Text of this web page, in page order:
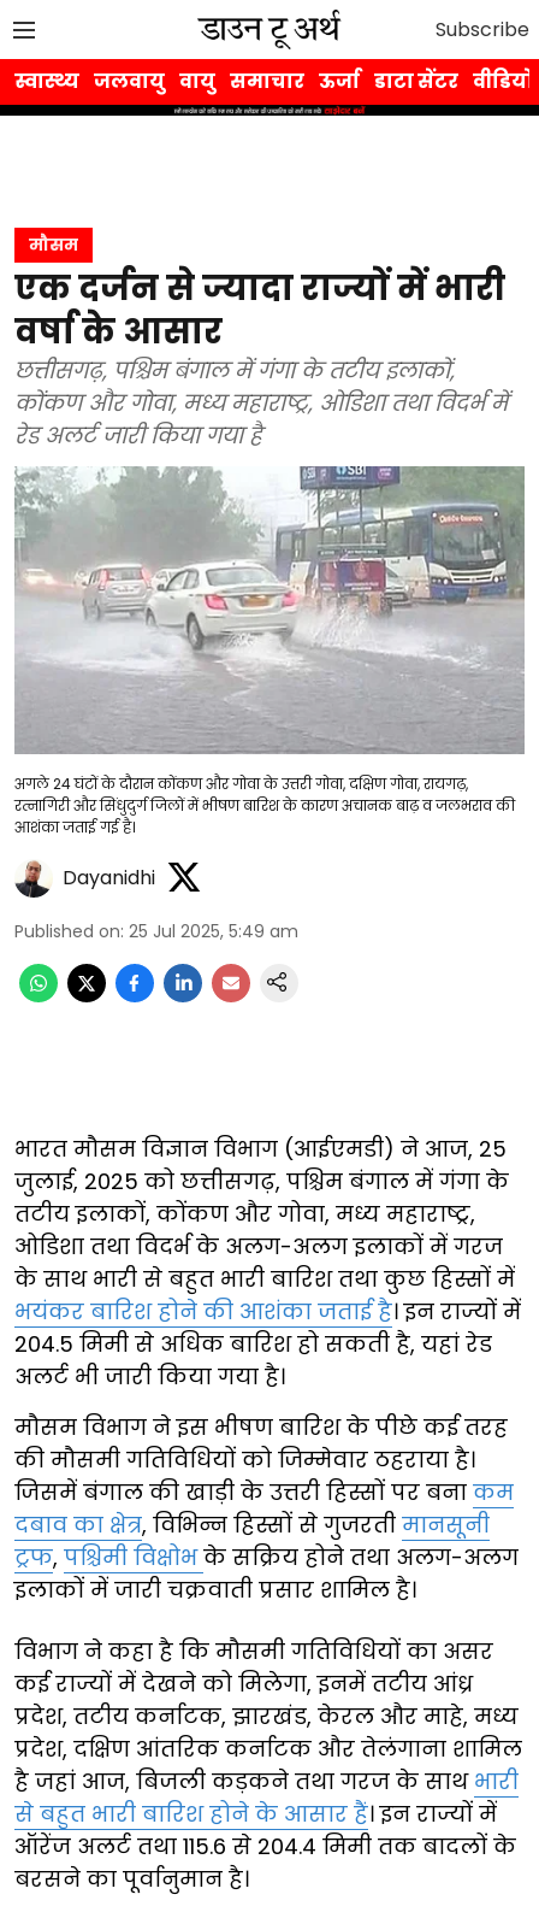
Subscribe
स्वास्थ्य जलवायु वायु समाचार ऊर्जा डाटा सेंटर वीडियो
मौसम
एक दर्जन से ज्यादा राज्यों में भारी
वर्षा के आसार
छत्तीसगढ़, पश्चिम बंगाल में गंगा के तटीय इलाकों,
कोंकण और गोवा, मध्य महाराष्ट्र, ओडिशा तथा विदर्भ में
रेड अलर्ट जारी किया गया है
अगले 24 घंटों के दौरान कोंकण और गोवा के उत्तरी गोवा, दक्षिण गोवा, रायगढ़,
रत्नागिरी और सिंधुदुर्ग जिलों में भीषण बारिश के कारण अचानक बाढ़ व जलभराव की
आशंका जताई गई है।
Dayanidhi
Published on: 25 Jul 2025, 5:49 am
भारत मौसम विज्ञान विभाग (आईएमडी) ने आज, 25
जुलाई, 2025 को छत्तीसगढ़, पश्चिम बंगाल में गंगा के
तटीय इलाकों, कोंकण और गोवा, मध्य महाराष्ट्र,
ओडिशा तथा विदर्भ के अलग-अलग इलाकों में गरज
के साथ भारी से बहुत भारी बारिश तथा कुछ हिस्सों में
भयंकर बारिश होने की आशंका जताई है। इन राज्यों में
204.5 मिमी से अधिक बारिश हो सकती है, यहां रेड
अलर्ट भी जारी किया गया है।
मौसम विभाग ने इस भीषण बारिश के पीछे कई तरह
की मौसमी गतिविधियों को जिम्मेवार ठहराया है।
जिसमें बंगाल की खाड़ी के उत्तरी हिस्सों पर बना कम
दबाव का क्षेत्र, विभिन्न हिस्सों से गुजरती मानसूनी
ट्रफ, पश्चिमी विक्षोभके सक्रिय होने तथा अलग-अलग
इलाकों में जारी चक्रवाती प्रसार शामिल है।
विभाग ने कहा है कि मौसमी गतिविधियों का असर
कई राज्यों में देखने को मिलेगा, इनमें तटीय आंध्र
प्रदेश, तटीय कर्नाटक, झारखंड, केरल और माहे, मध्य
प्रदेश, दक्षिण आंतरिक कर्नाटक और तेलंगाना शामिल
है जहां आज, बिजली कड़कने तथा गरज के साथ भारी
से बहुत भारी बारिश होने के आसार हैं। इन राज्यों में
ऑरेंज अलर्ट तथा 115.6 से 204.4 मिमी तक बादलों के
बरसने का पूर्वानुमान है।